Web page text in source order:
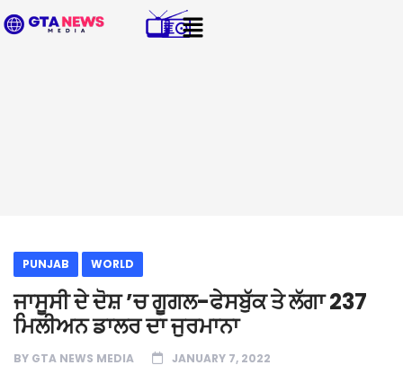
PUNJAB WORLD
ਜਾਸੂਸੀ ਦੇ ਦੋਸ਼ ’ਚ ਗੂਗਲ-ਫੇਸਬੁੱਕ ਤੇ ਲੱਗਾ 237
ਮਿਲੀਅਨ ਡਾਲਰ ਦਾ ਜੁਰਮਾਨਾ
BY GTA NEWS MEDIA JANUARY 7, 2022